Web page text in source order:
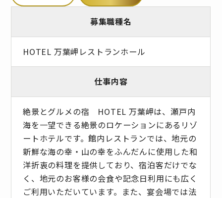
募集職種名
HOTEL 万葉岬レストランホール
仕事内容
絶景とグルメの宿 HOTEL 万葉岬は、瀬戸内
海を一望できる絶景のロケーションにあるリゾ
ートホテルです。館内レストランでは、地元の
新鮮な海の幸・山の幸をふんだんに使用した和
洋折衷の料理を提供しており、宿泊客だけでな
く、地元のお客様の会食や記念日利用にも広く
ご利用いただいています。また、宴会場では法